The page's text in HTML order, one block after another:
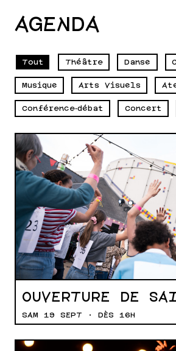
AGENDA
Tout Théâtre Danse
Musique Arts Visuels
Conférence‑débat Concert
OUVERTURE DE
SAM 19 SEPT · DÈS 16H